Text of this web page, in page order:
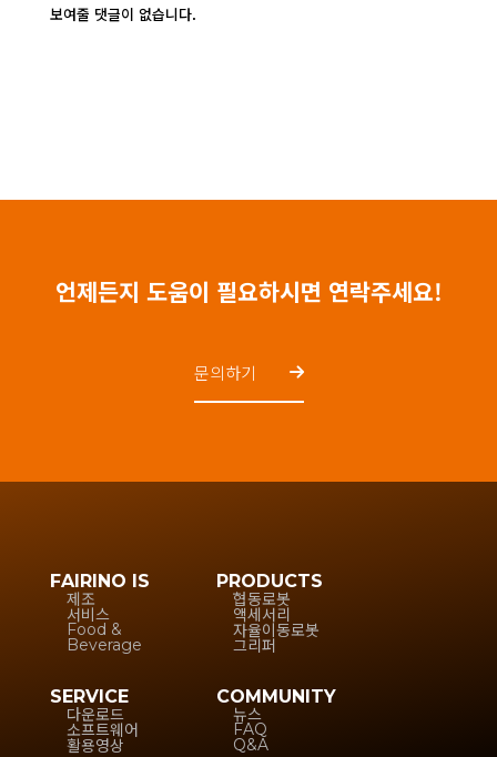
보여줄 댓글이 없습니다.
언제든지 도움이 필요하시면 연락주세요!
문의하기
FAIRINO IS
제조
서비스
Food &
Beverage
PRODUCTS
협동로봇
액세서리
자율이동로봇
그리퍼
SERVICE
다운로드
소프트웨어
활용영상
COMMUNITY
뉴스
FAQ
Q&A